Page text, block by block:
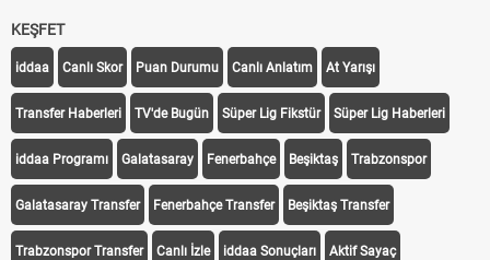
KEŞFET
iddaa Canlı Skor Puan Durumu Canlı Anlatım At Yarışı
Transfer Haberleri TV'de Bugün Süper Lig Fikstür Süper Lig Haberleri
iddaa Programı Galatasaray Fenerbahçe Beşiktaş Trabzonspor
Galatasaray Transfer Fenerbahçe Transfer Beşiktaş Transfer